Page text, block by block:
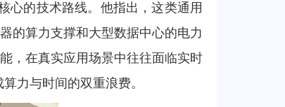
心的技术路线。他指出，这类通用
的算力支撑和大型数据中心的电力
，在真实应用场景中往往面临实时
力与时间的双重浪费。